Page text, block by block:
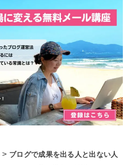
> ブログで成果を出る人と出ない人